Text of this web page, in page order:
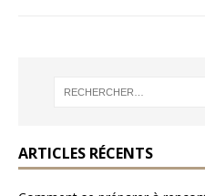
ARTICLES RÉCENTS